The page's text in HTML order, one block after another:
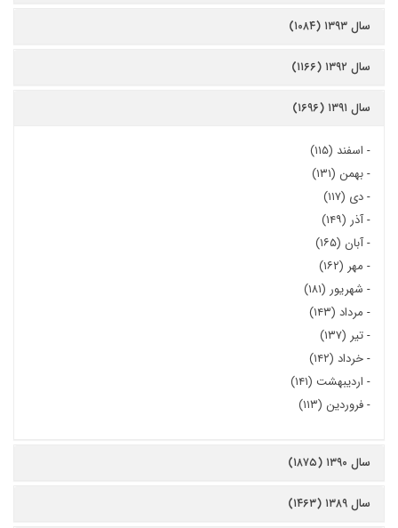
سال ۱۳۹۳ (۱۰۸۴)
سال ۱۳۹۲ (۱۱۶۶)
سال ۱۳۹۱ (۱۶۹۶)
- اسفند (۱۱۵)
-بهمن (۱۳۱)
-دی (۱۱۷)
-آذر (۱۴۹)
-آبان (۱۶۵)
- مهر (۱۶۲)
- شهریور (۱۸۱)
- مرداد (۱۴۳)
-تیر (۱۳۷)
-خرداد (۱۴۲)
- اردیبهشت (۱۴۱)
-فروردین (۱۱۳)
سال ۱۳۹۰ (۱۸۷۵)
سال ۱۳۸۹ (۱۴۶۳)